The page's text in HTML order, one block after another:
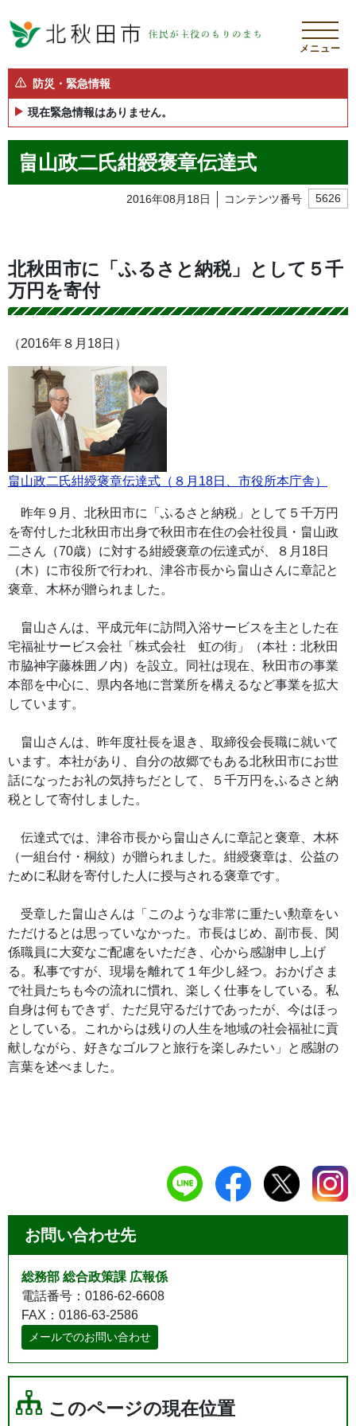
メニュー
防災・緊急情報
現在緊急情報はありません。
畠山政二氏紺綬褒章伝達式
2016年08月18日 コンテンツ番号 5626
北秋田市に「ふるさと納税」として５千
万円を寄付
（2016年８月18日）
畠山政二氏紺綬褒章伝達式（８月18日、市役所本庁舎）
昨年９月、北秋田市に「ふるさと納税」として５千万円
を寄付した北秋田市出身で秋田市在住の会社役員・畠山政
二さん（70歳）に対する紺綬褒章の伝達式が、８月18日
（木）に市役所で行われ、津谷市長から畠山さんに章記と
褒章、木杯が贈られました。
畠山さんは、平成元年に訪問入浴サービスを主とした在
宅福祉サービス会社「株式会社 虹の街」（本社：北秋田
市脇神字藤株囲ノ内）を設立。同社は現在、秋田市の事業
本部を中心に、県内各地に営業所を構えるなど事業を拡大
しています。
畠山さんは、昨年度社長を退き、取締役会長職に就いて
います。本社があり、自分の故郷でもある北秋田市にお世
話になったお礼の気持ちだとして、５千万円をふるさと納
税として寄付しました。
伝達式では、津谷市長から畠山さんに章記と褒章、木杯
（一組台付・桐紋）が贈られました。紺綬褒章は、公益の
ために私財を寄付した人に授与される褒章です。
受章した畠山さんは「このような非常に重たい勲章をい
ただけるとは思っていなかった。市長はじめ、副市長、関
係職員に大変なご配慮をいただき、心から感謝申し上げ
る。私事ですが、現場を離れて１年少し経つ。おかげさま
で社員たちも今の流れに慣れ、楽しく仕事をしている。私
自身は何もできず、ただ見守るだけであったが、今はほっ
としている。これからは残りの人生を地域の社会福祉に貢
献しながら、好きなゴルフと旅行を楽しみたい」と感謝の
言葉を述べました。
お問い合わせ先
総務部 総合政策課 広報係
電話番号：0186-62-6608
FAX：0186-63-2586
メールでのお問い合わせ
このページの現在位置